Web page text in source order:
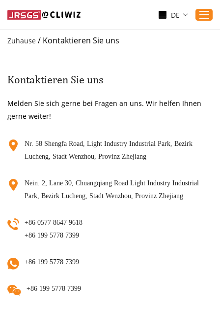
Produkte
Sicherung
Blogs
Über uns
DE
Zuhause / Kontaktieren Sie uns
Kontaktieren Sie uns
Melden Sie sich gerne bei Fragen an uns. Wir helfen Ihnen
gerne weiter!
Nr. 58 Shengfa Road, Light Industry Industrial Park, Bezirk
Lucheng, Stadt Wenzhou, Provinz Zhejiang
Nein. 2, Lane 30, Chuangqiang Road Light Industry Industrial
Park, Bezirk Lucheng, Stadt Wenzhou, Provinz Zhejiang
+86 0577 8647 9618
+86 199 5778 7399
+86 199 5778 7399
+86 199 5778 7399